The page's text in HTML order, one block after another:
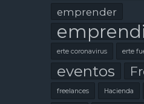
emprender
erte coronavirus erte
eventos
freelances Hacienda